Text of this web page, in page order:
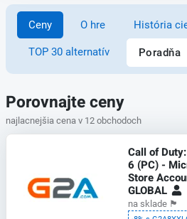
Ceny O hre História
TOP 30 alternatív Poradňa
Porovnajte ceny
najlacnejšia cena v 12 obchodoch
Call of
6 (PC) -
Store
GLOBAL
na sklade 🏴